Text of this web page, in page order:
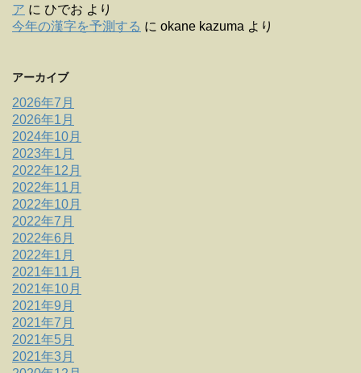
ア に ひでお より
今年の漢字を予測する に okane kazuma より
アーカイブ
2026年7月
2026年1月
2024年10月
2023年1月
2022年12月
2022年11月
2022年10月
2022年7月
2022年6月
2022年1月
2021年11月
2021年10月
2021年9月
2021年7月
2021年5月
2021年3月